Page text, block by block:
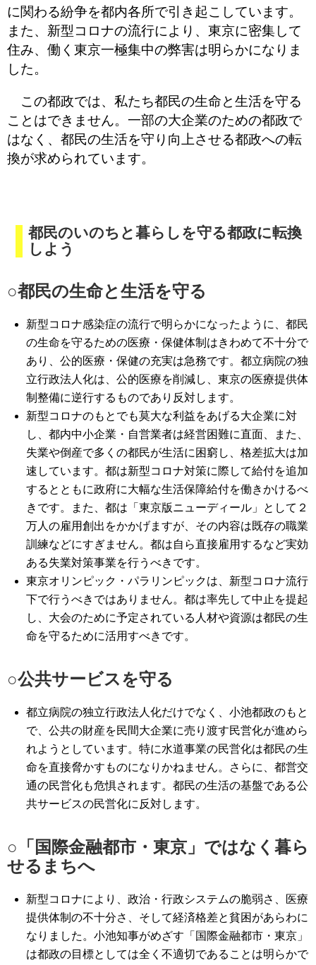
に関わる紛争を都内各所で引き起こしています。
また、新型コロナの流行により、東京に密集して
住み、働く東京一極集中の弊害は明らかになりま
した。
この都政では、私たち都民の生命と生活を守る
ことはできません。一部の大企業のための都政で
はなく、都民の生活を守り向上させる都政への転
換が求められています。
都民のいのちと暮らしを守る都政に転換
しよう
○都民の生命と生活を守る
新型コロナ感染症の流行で明らかになったように、都民
の生命を守るための医療・保健体制はきわめて不十分で
あり、公的医療・保健の充実は急務です。都立病院の独
立行政法人化は、公的医療を削減し、東京の医療提供体
制整備に逆行するものであり反対します。
新型コロナのもとでも莫大な利益をあげる大企業に対
し、都内中小企業・自営業者は経営困難に直面、また、
失業や倒産で多くの都民が生活に困窮し、格差拡大は加
速しています。都は新型コロナ対策に際して給付を追加
するとともに政府に大幅な生活保障給付を働きかけるべ
きです。また、都は「東京版ニューディール」として２
万人の雇用創出をかかげますが、その内容は既存の職業
訓練などにすぎません。都は自ら直接雇用するなど実効
ある失業対策事業を行うべきです。
東京オリンピック・パラリンピックは、新型コロナ流行
下で行うべきではありません。都は率先して中止を提起
し、大会のために予定されている人材や資源は都民の生
命を守るために活用すべきです。
○公共サービスを守る
都立病院の独立行政法人化だけでなく、小池都政のもと
で、公共の財産を民間大企業に売り渡す民営化が進めら
れようとしています。特に水道事業の民営化は都民の生
命を直接脅かすものになりかねません。さらに、都営交
通の民営化も危惧されます。都民の生活の基盤である公
共サービスの民営化に反対します。
○「国際金融都市・東京」ではなく暮ら
せるまちへ
新型コロナにより、政治・行政システムの脆弱さ、医療
提供体制の不十分さ、そして経済格差と貧困があらわに
なりました。小池知事がめざす「国際金融都市・東京」
は都政の目標としては全く不適切であることは明らかで